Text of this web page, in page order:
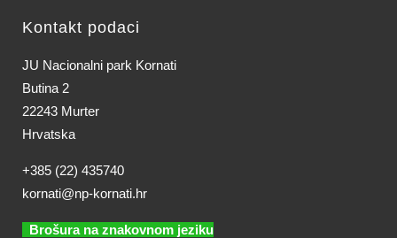
Kontakt podaci
JU Nacionalni park Kornati
Butina 2
22243 Murter
Hrvatska
+385 (22) 435740
kornati@np-kornati.hr
Brošura na znakovnom jeziku